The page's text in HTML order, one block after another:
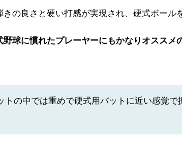
きの良さと硬い打感が実現され、硬式ボール
球に慣れたプレーヤーにもかなりオススメ
トの中では重めで硬式用バットに近い感覚